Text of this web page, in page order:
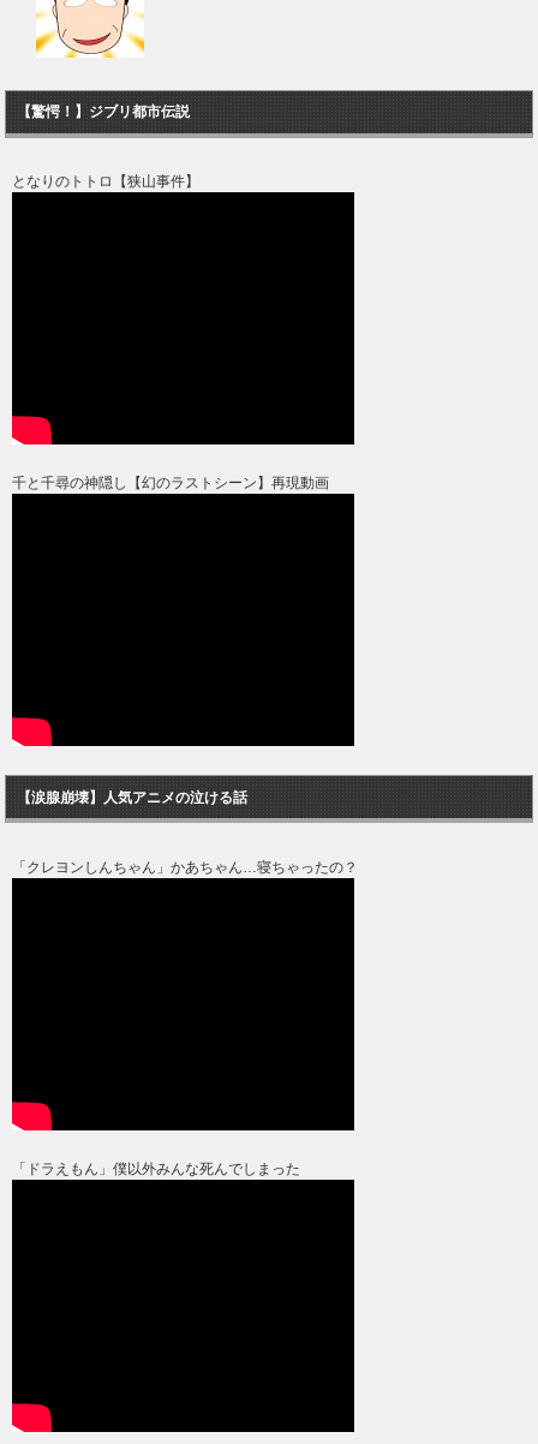
【驚愕！】ジブリ都市伝説
となりのトトロ【狭山事件】
千と千尋の神隠し【幻のラストシーン】再現動画
【涙腺崩壊】人気アニメの泣ける話
「クレヨンしんちゃん」かあちゃん…寝ちゃったの？
「ドラえもん」僕以外みんな死んでしまった